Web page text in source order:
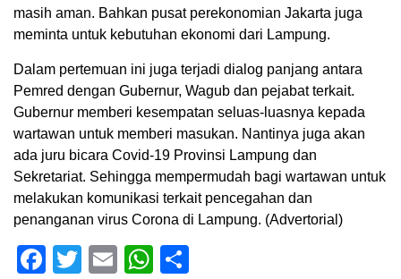
masih aman. Bahkan pusat perekonomian Jakarta juga
meminta untuk kebutuhan ekonomi dari Lampung.
Dalam pertemuan ini juga terjadi dialog panjang antara
Pemred dengan Gubernur, Wagub dan pejabat terkait.
Gubernur memberi kesempatan seluas-luasnya kepada
wartawan untuk memberi masukan. Nantinya juga akan
ada juru bicara Covid-19 Provinsi Lampung dan
Sekretariat. Sehingga mempermudah bagi wartawan untuk
melakukan komunikasi terkait pencegahan dan
penanganan virus Corona di Lampung. (Advertorial)
Facebook
Twitter
EmailWhatsApp